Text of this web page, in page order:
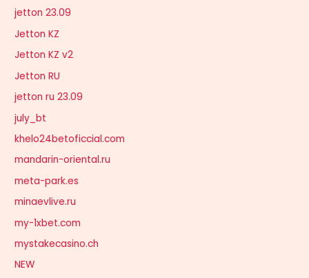
jetton 23.09
Jetton KZ
Jetton KZ v2
Jetton RU
jetton ru 23.09
july_bt
khelo24betoficcial.com
mandarin-oriental.ru
meta-park.es
minaevlive.ru
my-1xbet.com
mystakecasino.ch
NEW